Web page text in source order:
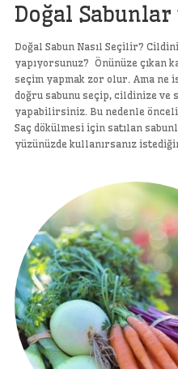
Doğal
Doğal Sabun Nasıl Seçilir?
yapıyorsunuz? Önünüze çıkan
seçim yapmak zor olur. Ama
doğru sabunu seçip, cildinize ve
yapabilirsiniz. Bu nedenle
Saç dökülmesi için satılan
yüzünüzde kullanırsanız